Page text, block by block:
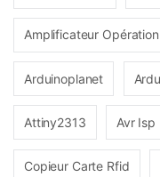
Amplificateur
Arduinoplanet
Attiny2313 Avr Isp
Copieur Carte Rfid